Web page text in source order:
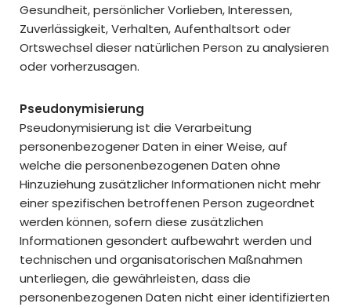
Gesundheit, persönlicher Vorlieben, Interessen,
Zuverlässigkeit, Verhalten, Aufenthaltsort oder
Ortswechsel dieser natürlichen Person zu analysieren
oder vorherzusagen.
Pseudonymisierung
Pseudonymisierung ist die Verarbeitung
personenbezogener Daten in einer Weise, auf
welche die personenbezogenen Daten ohne
Hinzuziehung zusätzlicher Informationen nicht mehr
einer spezifischen betroffenen Person zugeordnet
werden können, sofern diese zusätzlichen
Informationen gesondert aufbewahrt werden und
technischen und organisatorischen Maßnahmen
unterliegen, die gewährleisten, dass die
personenbezogenen Daten nicht einer identifizierten